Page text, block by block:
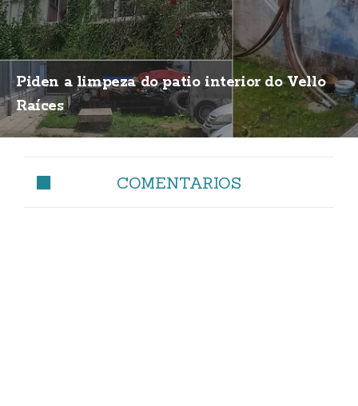
Piden a limpeza do patio interior do Vello
Raíces
COMENTARIOS